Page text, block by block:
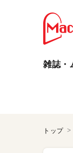
雑誌・
トップ